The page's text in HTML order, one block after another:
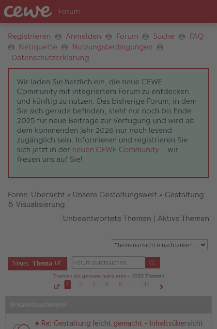
Registrieren Anmelden Forum Suche
FAQ
Netiquette
Nutzungsbedingungen
Datenschutzerklärung
Wir laden Sie herzlich ein, die neue CEWE
Community mit integriertem Forum zu entdecken
und künftig zu nutzen. Das bisherige Forum, in dem
Sie sich gerade befinden, steht nur noch bis Ende
2025 für neue Beiträge zur Verfügung und wird ab
dem kommenden Jahr 2026 nur noch lesend
zugänglich sein. Informieren und registrieren Sie
sich jetzt in der neuen CEWE Community – wir
freuen uns auf Sie!
Foren-Übersicht » Unsere Gestaltungswelt » Gestaltung
& Visualisierung
Unbeantwortete Themen | Aktive Themen
Neues Thema
Themen als gelesen markieren• 1030 Themen
1
v
1 2 3 4 5 …
35
Re: Gestaltung leicht gemacht - Inhaltsübersicht